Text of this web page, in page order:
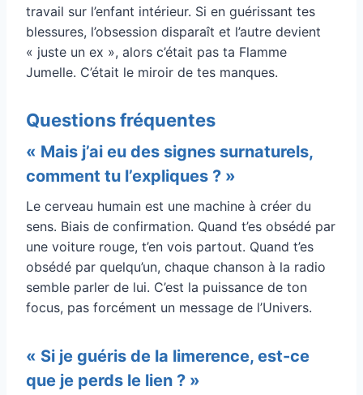
travail sur l’enfant intérieur. Si en guérissant tes
blessures, l’obsession disparaît et l’autre devient
« juste un ex », alors c’était pas ta Flamme
Jumelle. C’était le miroir de tes manques.
Questions fréquentes
« Mais j’ai eu des signes surnaturels,
comment tu l’expliques ? »
Le cerveau humain est une machine à créer du
sens. Biais de confirmation. Quand t’es obsédé par
une voiture rouge, t’en vois partout. Quand t’es
obsédé par quelqu’un, chaque chanson à la radio
semble parler de lui. C’est la puissance de ton
focus, pas forcément un message de l’Univers.
« Si je guéris de la limerence, est-ce
que je perds le lien ? »